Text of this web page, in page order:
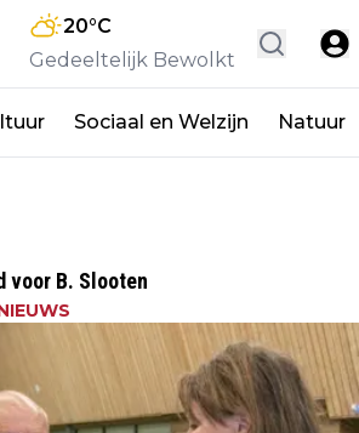
20°C
Gedeeltelijk Bewolkt
Sociaal en Welzijn Natuur
voor B. Slooten